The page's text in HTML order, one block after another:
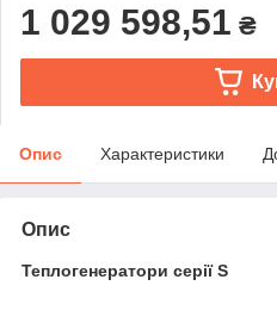
1 029 598,51 ₴
Опис Характеристики
Опис
Теплогенератори серії S